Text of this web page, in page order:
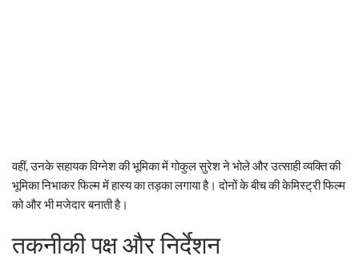
वहीं, उनके सहायक विग्नेश की भूमिका में गोकुल सुरेश ने भोले और उत्साही व्यक्ति की
भूमिका निभाकर फिल्म में हास्य का तड़का लगाया है। दोनों के बीच की केमिस्ट्री फिल्म
को और भी मजेदार बनाती है।
तकनीकी पक्ष और निर्देशन